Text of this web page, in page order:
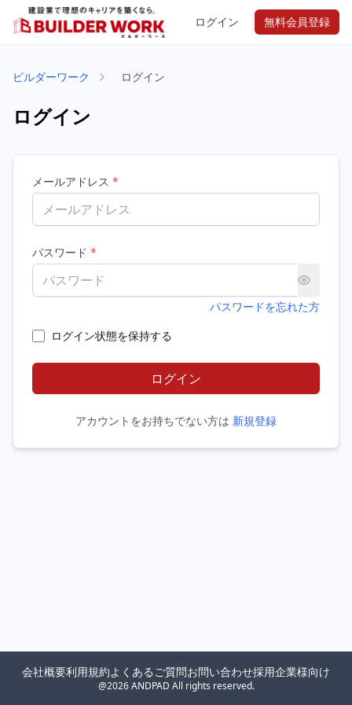
ログイン 無料会員登録
ビルダーワーク ログイン
ログイン
メールアドレス *
パスワード *
パスワードを忘れた方
ログイン状態を保持する
ログイン
アカウントをお持ちでない方は 新規登録
@2026 ANDPAD All rights reserved.
会社概要利用規約よくあるご質問お問い合わせ採用企業様向け